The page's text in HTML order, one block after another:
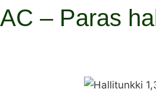
– Paras